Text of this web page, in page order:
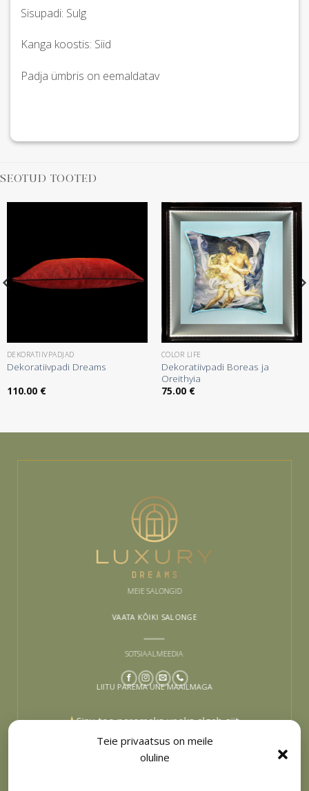
Teie privaatsus on meile
oluline
Sisupadi: Sulg
Kanga koostis: Siid
Padja ümbris on eemaldatav
SEOTUD TOOTED
DEKORATIIVPADJAD
Dekoratiivpadi Dreams
110.00 €
COLOR LIFE
Dekoratiivpadi Boreas ja
Oreithyia
75.00 €
MEIE SALONGID
VAATA KÕIKI SALONGE
SOTSIAALMEEDIA
LIITU PAREMA UNE MAAILMAGA
Sinu tee paremaks uneks algab siit –
liitu ja lase end inspireerida